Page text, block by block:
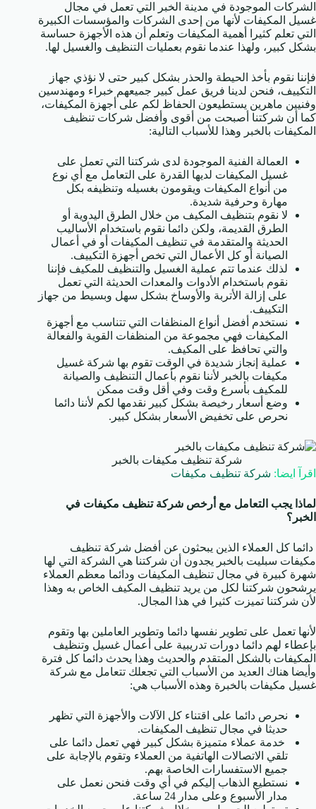
الشركات الموجودة في مدينة الخبر التي تعمل في مجال
غسيل المكيفات لأنها من إحدى الشركات والمؤسسات الكبيرة
التي تعلم كثيرا أهمية المكيفات وتعلم أن هذه الأجهزة حساسة
بشكل كبير، ولهذا عندما نقوم بعمليات التنظيف والغسيل لها.
فإننا نقوم بأخذ الحيطة والحذر بشكل كبير حتى لا نؤذي جهاز
التكييف، فنحن لدينا فريق عمل كبير جميعهم خبراء ومهندسين
وفنيين ماهرين يستطيعون الحفاظ لكم على أجهزة المكيفات،
كما أن شركتنا أصبحت من أقوى وأفضل شركات تنظيف
المكيفات بالخبر وهذا للأسباب التالية:
العمالة الفنية الموجودة لدى شركتنا التي تعمل على
غسيل المكيفات لديها القدرة على التعامل مع أي نوع
من أنواع المكيفات ويقومون بغسيله وتنظيفه بكل
مهارة وحرفية شديدة.
لا نقوم بتنظيف المكيف من خلال الطرق اليدوية أو
الطرق القديمة، ولكن دائما نقوم باستخدام الأساليب
الحديثة والمتقدمة في تنظيف المكيفات أو في أعمال
الصيانة أو كل الأعمال التي تخص أجهزة التكييف.
لذلك عندما تتم عملية الغسيل والتنظيف للمكيف فإننا
نقوم باستخدام الأدوات والمعدات الحديثة التي تعمل
على إزالة الأتربة والأوساخ بشكل سهل وبسيط من جهاز
التكييف.
نستخدم أفضل أنواع المنظفات التي تتناسب مع أجهزة
المكيفات فهي مجموعة من المنظفات القوية والفعالة
والتي تحافظ على المكيف.
عملية إنجاز شديدة في الوقت تقوم بها شركة غسيل
مكيفات بالخبر لأننا نقوم بأعمال التنظيف والصيانة
للمكيف بأسرع وقت وفي أقل وقت ممكن
وضع أسعار رخيصة بشكل كبير نقدمها لكم لأننا دائما
نحرص على تخفيض الأسعار بشكل كبير.
شركة تنظيف مكيفات بالخبر
اقرآ ايضا: شركة تنظيف مكيفات
لماذا يجب التعامل مع أرخص شركة تنظيف مكيفات في
الخبر؟
دائما كل العملاء الذين يبحثون عن أفضل شركة تنظيف
مكيفات سبليت بالخبر يجدون أن شركتنا هي الشركة التي لها
شهرة كبيرة في مجال تنظيف المكيفات ودائما معظم العملاء
يرشحون شركتنا لكل من يريد تنظيف المكيف الخاص به وهذا
لأن شركتنا تميزت كثيرا في هذا المجال.
لأنها تعمل على تطوير نفسها دائما وتطوير العاملين بها وتقوم
بإعطاء لهم دائما دورات تدريبية على أعمال غسيل وتنظيف
المكيفات بالشكل المتقدم والحديث وهذا يحدث دائما كل فترة
وأيضا هناك العديد من الأسباب التي تجعلك تتعامل مع شركة
غسيل مكيفات بالخبرة وهذه الأسباب هي:
نحرص دائما على اقتناء كل الآلات والأجهزة التي تظهر
حديثا في مجال تنظيف المكيفات.
خدمة عملاء متميزة بشكل كبير فهي تعمل دائما على
تلقي الاتصالات الهاتفية من العملاء وتقوم بالإجابة على
جميع الاستفسارات الخاصة بهم.
نستطيع الذهاب إليكم في أي وقت فنحن نعمل على
مدار الأسبوع وعلى مدار 24 ساعة.